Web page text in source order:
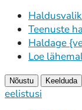
Teenuste
Haldage
Loe
Nõustu Keelduda
eelistusi